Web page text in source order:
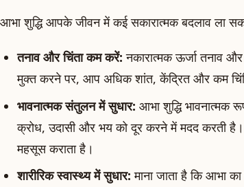
आभा शुद्धि आपके जीवन में कई सकारात्मक बदलाव ला
तनाव और चिंता कम करें: नकारात्मक ऊर्जा तनाव
मुक्त करने पर, आप अधिक शांत, केंद्रित और कम
भावनात्मक संतुलन में सुधार: आभा शुद्धि भावनात्मक
क्रोध, उदासी और भय को दूर करने में मदद करती
महसूस कराता है।
शारीरिक स्वास्थ्य में सुधार: माना जाता है कि आभा